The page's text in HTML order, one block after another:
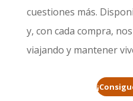
cuestiones más.
y, con cada compra,
viajando y mantener